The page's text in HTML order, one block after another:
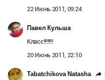
22 Июнь 2011, 09:24
Павел Кульша
Класс!!!!!!!
20 Июнь 2011, 22:10
Tabatchikova Natasha